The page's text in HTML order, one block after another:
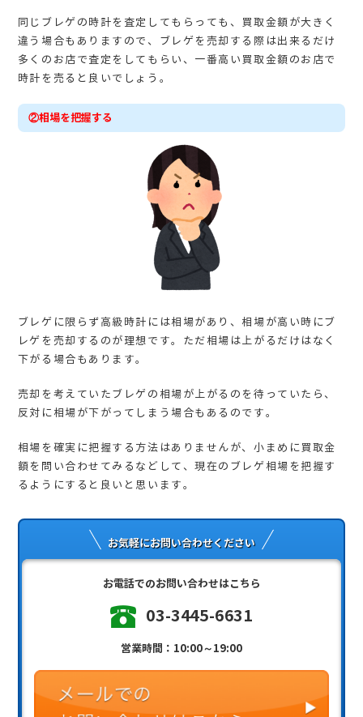
同じブレゲの時計を査定してもらっても、買取金額が大きく
違う場合もありますので、ブレゲを売却する際は出来るだけ
多くのお店で査定をしてもらい、一番高い買取金額のお店で
時計を売ると良いでしょう。
②相場を把握する
ブレゲに限らず高級時計には相場があり、相場が高い時にブ
レゲを売却するのが理想です。ただ相場は上がるだけはなく
下がる場合もあります。
売却を考えていたブレゲの相場が上がるのを待っていたら、
反対に相場が下がってしまう場合もあるのです。
相場を確実に把握する方法はありませんが、小まめに買取金
額を問い合わせてみるなどして、現在のブレゲ相場を把握す
るようにすると良いと思います。
お気軽にお問い合わせください
お電話でのお問い合わせはこちら
03-3445-6631
営業時間：10:00～19:00